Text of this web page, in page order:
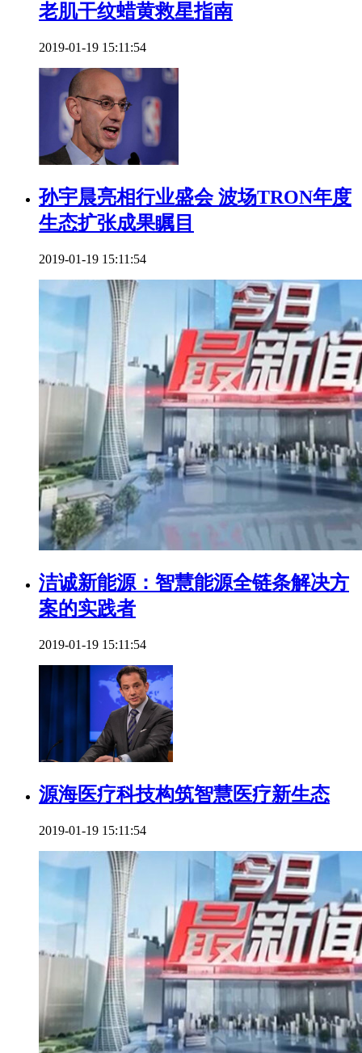
老肌干纹蜡黄救星指南
2019-01-19 15:11:54
​孙宇晨亮相行业盛会 波场TRON年度
生态扩张成果瞩目
2019-01-19 15:11:54
洁诚新能源：智慧能源全链条解决方
案的实践者​
2019-01-19 15:11:54
源海医疗科技构筑智慧医疗新生态
2019-01-19 15:11:54